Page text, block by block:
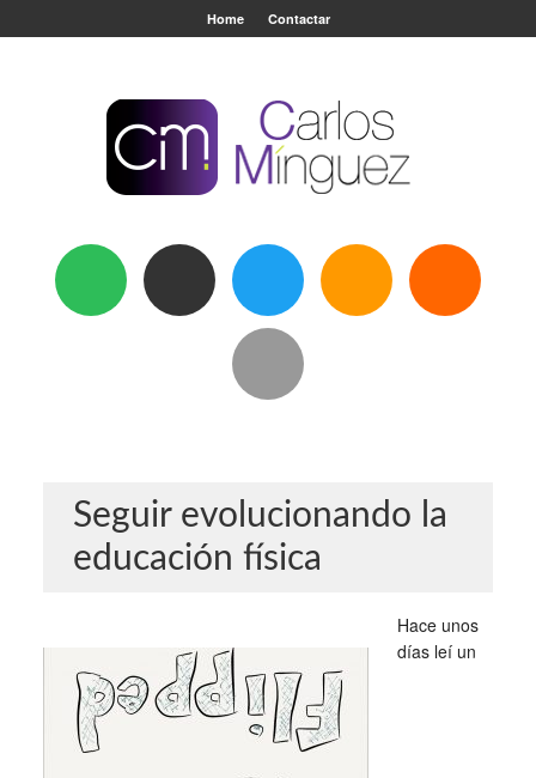
Home Contactar
Seguir evolucionando la
educación física
Hace unos
días leí un